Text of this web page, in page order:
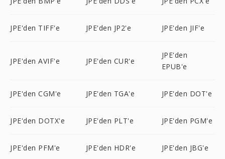
JPE'den TIFF'e JPE'den JP2'e JPE'den JIF'e
JPE'den AVIF'e JPE'den CUR'e
JPE'den
EPUB'e
JPE'den CGM'e JPE'den TGA'e JPE'den DOT'e
JPE'den DOTX'e JPE'den PLT'e JPE'den PGM'e
JPE'den PFM'e JPE'den HDR'e JPE'den JBG'e